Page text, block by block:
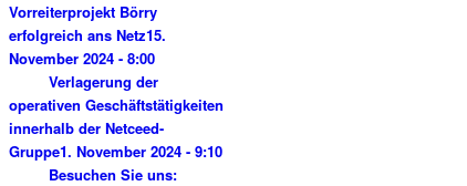
Vorreiterprojekt Börry
erfolgreich ans Netz15.
November 2024 - 8:00
Verlagerung der
operativen Geschäftstätigkeiten
innerhalb der Netceed-
Gruppe1. November 2024 - 9:10
Besuchen Sie uns: